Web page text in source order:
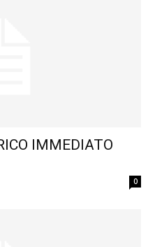
IMMEDIATO
0